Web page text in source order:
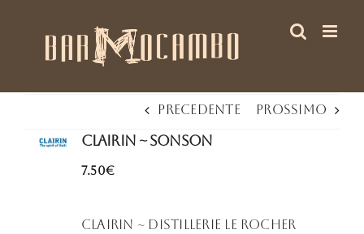
Precedente Prossimo
Clairin ~ sonson
7.50€
Clairin ~ Distillerie Le Rocher